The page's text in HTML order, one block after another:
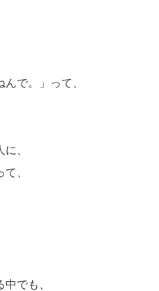
んで。」って、
、
、
でも、